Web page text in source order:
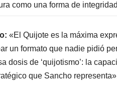
como una forma de
«El Quijote es la máxima
un formato que nadie pidió
dosis de ‘quijotismo’: la
que Sancho